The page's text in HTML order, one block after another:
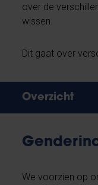
over de
wissen.
Dit gaat over
Overzicht
We voorzien op